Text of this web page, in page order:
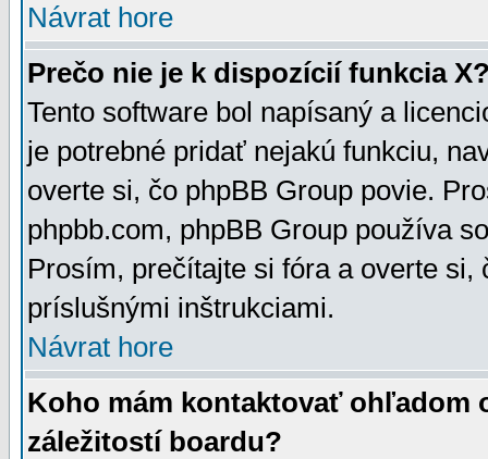
Návrat hore
Prečo nie je k dispozícií funkcia
Tento software bol napísaný a
je potrebné pridať nejakú funkciu,
overte si, čo phpBB Group povie.
phpbb.com, phpBB Group používa
Prosím, prečítajte si fóra a overte
príslušnými inštrukciami.
Návrat hore
Koho mám kontaktovať ohľadom
záležitostí boardu?